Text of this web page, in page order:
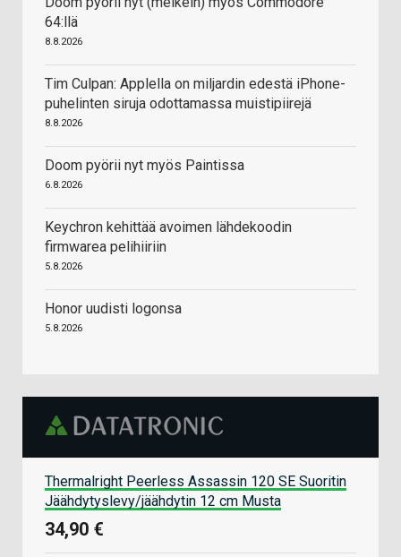
64:llä
8.8.2026
Tim Culpan: Applella on miljardin edestä iPhone-
puhelinten siruja odottamassa muistipiirejä
8.8.2026
Doom pyörii nyt myös Paintissa
6.8.2026
Keychron kehittää avoimen lähdekoodin
firmwarea pelihiiriin
5.8.2026
Honor uudisti logonsa
5.8.2026
Thermalright Peerless Assassin 120 SE Suoritin
Jäähdytyslevy/jäähdytin 12 cm Musta
34,90 €